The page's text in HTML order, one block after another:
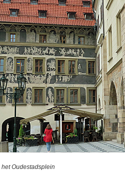
Oudestadsplein